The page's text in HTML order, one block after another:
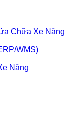
Chữa Xe Nâng
WMS)
Nâng